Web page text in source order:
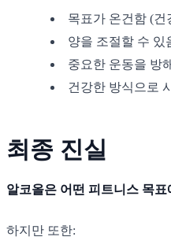
목표가 온건함 (건
양을 조절할 수 있
중요한 운동을 방
건강한 방식으로
최종 진실
알코올은 어떤 피트니스 목
하지만 또한: